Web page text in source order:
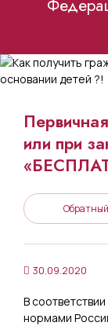
или при
30.09.2020
В
нормами